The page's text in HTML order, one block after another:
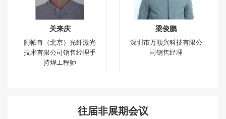
关来庆
阿帕奇（北京）光纤激光
技术有限公司销售经理手
持焊工程师
梁俊鹏
深圳市万顺兴科技有限公
司销售经理
往届非展期会议